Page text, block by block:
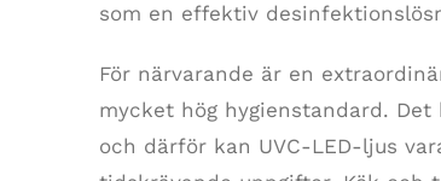
som en effektiv
För närvarande är en
mycket hög hygienstandard.
och därför kan UVC-LED-ljus